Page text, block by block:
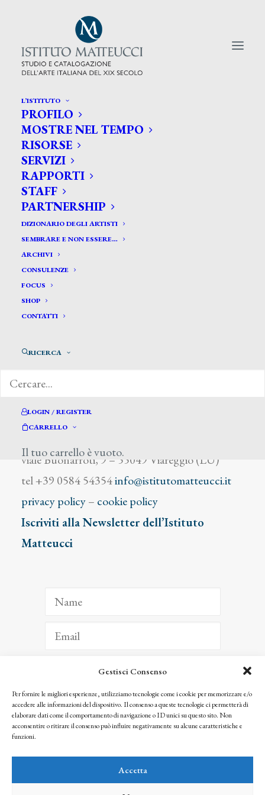
Gestisci Consenso
Per fornire le migliori esperienze, utilizziamo tecnologie come i cookie per memorizzare e/o
accedere alle informazioni del dispositivo. Il consenso a queste tecnologie ci permetterà di
elaborare dati come il comportamento di navigazione o ID unici su questo sito. Non
acconsentire o ritirare il consenso può influire negativamente su alcune caratteristiche e
funzioni.
Accetta
L’ISTITUTO
PROFILO
MOSTRE NEL TEMPO
RISORSE
SERVIZI
RAPPORTI
STAFF
PARTNERSHIP
DIZIONARIO DEGLI ARTISTI
SEMBRARE E NON ESSERE…
ARCHIVI
CONSULENZE
FOCUS
SHOP
CONTATTI
RICERCA
LOGIN / REGISTER
CARRELLO
Il tuo carrello è vuoto.
CERCA TRA GLI ARTISTI:
Search
for:
Delpino Giovanni
viale Buonarroti, 9 – 55049 Viareggio (LU)
tel +39 0584 54354info@istitutomatteucci.it
privacy policy– cookie policy
Iscriviti alla Newsletter dell’Istituto
Matteucci
ISCRIVITI
Facendo clic per iscriverti, riconosci che le tue informazioni saranno trattate
seguendo la nostra Privacy Policy
© 2025 Istituto Matteucci. All right reserved
l’autorizzazione scritta dei proprietari dei diritti e dell’Istituto Matteucci